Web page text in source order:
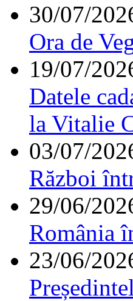
30/07/
Ora de
19/07/
Datele
la Vitalie
03/07/
Război
29/06/
România
23/06/